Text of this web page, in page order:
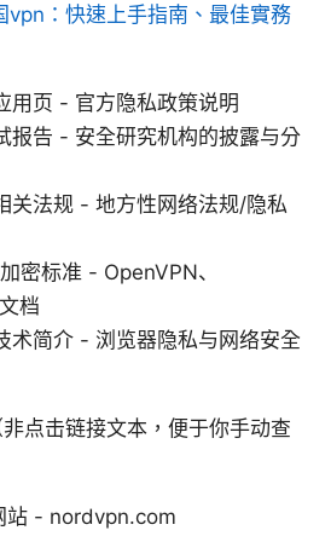
vpn：快速上手指南、最佳實務
用页 - 官方隐私政策说明
报告 - 安全研究机构的披露与分
关法规 - 地方性网络法规/隐私
密标准 - OpenVPN、
档
术简介 - 浏览器隐私与网络安全
点击链接文本，便于你手动查
站 - nordvpn.com